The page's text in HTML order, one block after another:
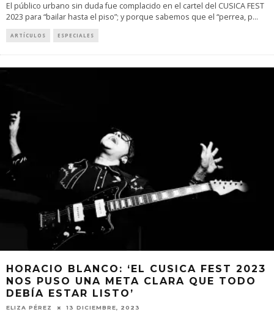
El público urbano sin duda fue complacido en el cartel del CUSICA FEST
2023 para “bailar hasta el piso”; y porque sabemos que el “perrea, p...
ARTÍCULOS ESPECIALES
HORACIO BLANCO: ‘EL CUSICA FEST 2023
NOS PUSO UNA META CLARA QUE TODO
DEBÍA ESTAR LISTO’
ELIZA PÉREZ 13 DICIEMBRE, 2023